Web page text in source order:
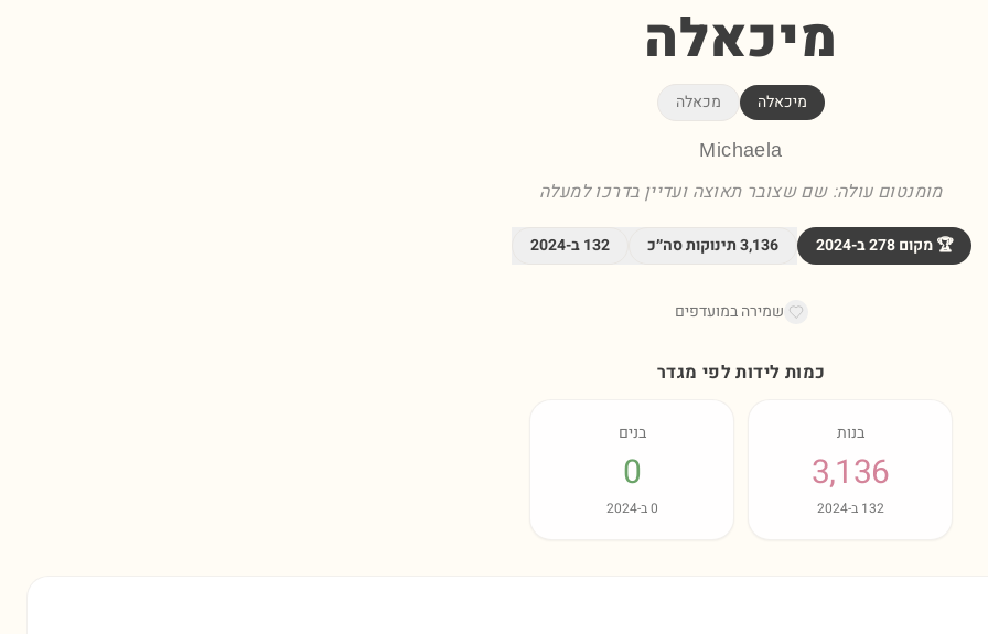
מיכאלה
מיכאלה מכאלה
Michaela
מומנטום עולה: שם שצובר תאוצה ועדיין בדרכו למעלה
🏆 מקום278ב-2024
3,136תינוקות סה״כ 132ב-2024
שמירה במועדפים
כמות לידות לפי מגדר
בנות
3,136
132 ב-2024
בנים
0
0ב-2024